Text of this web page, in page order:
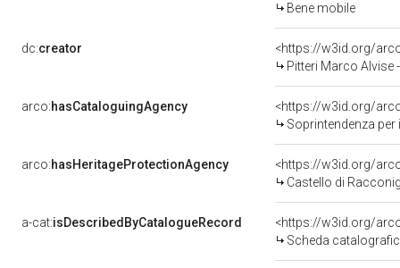
Bene mobile
dc:creator
<https://w3id.org/
Pitteri Marco Alvise
arco:hasCataloguingAgency
<https://w3id.org/
Soprintendenza
arco:hasHeritageProtectionAgency
<https://w3id.org/
Castello di
a-cat:isDescribedByCatalogueRecord
<https://w3id.org/
Scheda